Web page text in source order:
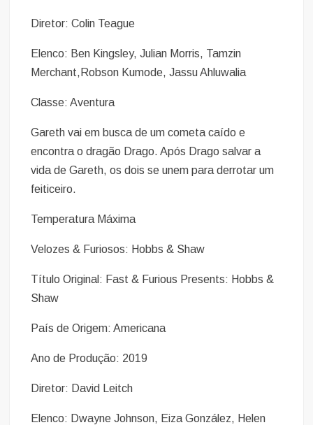
Diretor: Colin Teague
Elenco: Ben Kingsley, Julian Morris, Tamzin
Merchant,Robson Kumode, Jassu Ahluwalia
Classe: Aventura
Gareth vai em busca de um cometa caído e
encontra o dragão Drago. Após Drago salvar a
vida de Gareth, os dois se unem para derrotar um
feiticeiro.
Temperatura Máxima
Velozes & Furiosos: Hobbs & Shaw
Título Original: Fast & Furious Presents: Hobbs &
Shaw
País de Origem: Americana
Ano de Produção: 2019
Diretor: David Leitch
Elenco: Dwayne Johnson, Eiza González, Helen